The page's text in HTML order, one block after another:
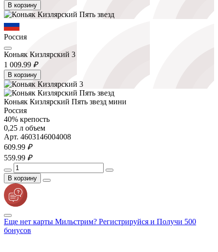
В корзину
Россия
Коньяк Кизлярский 3
1 009.99 ₽
В корзину
Коньяк Кизлярский Пять звезд мини
Россия
40% крепость
0,25 л объем
Арт. 4603146004008
609.99 ₽
559.99 ₽
В корзину
Еще нет карты Мильстрим? Регистрируйся и Получи 500
бонусов